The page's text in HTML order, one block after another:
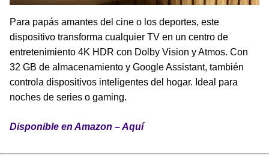
Para papás amantes del cine o los deportes, este
dispositivo transforma cualquier TV en un centro de
entretenimiento 4K HDR con Dolby Vision y Atmos. Con
32 GB de almacenamiento y Google Assistant, también
controla dispositivos inteligentes del hogar. Ideal para
noches de series o gaming.
Disponible en Amazon – Aquí